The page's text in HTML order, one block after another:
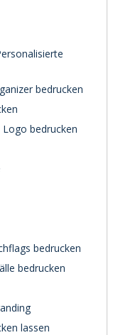
bedrucken
bedrucken
bedrucken
bedrucken
lassen